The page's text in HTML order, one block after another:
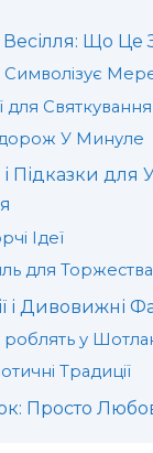
Весілля: Що Це
для Святкування
У Минуле
Підказки для
Ідеї
для Торжества
і Дивовижні
роблять у
Традиції
Просто